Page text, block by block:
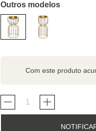
Outros modelos
Com este produto